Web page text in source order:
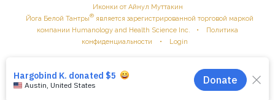
Иконки от Айнул Муттакин
Йога Белой Тантры® является зарегистрированной торговой маркой
компании Humanology and Health Science Inc.
•
Политика
конфиденциальности
• Login